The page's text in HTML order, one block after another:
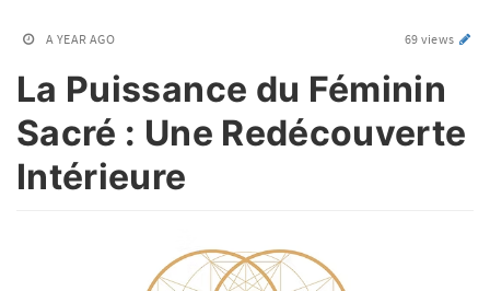
A YEAR AGO 69 views
La Puissance du Féminin
Sacré : Une Redécouverte
Intérieure